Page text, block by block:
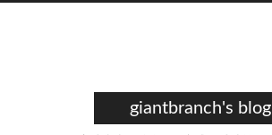
giantbranch's blog